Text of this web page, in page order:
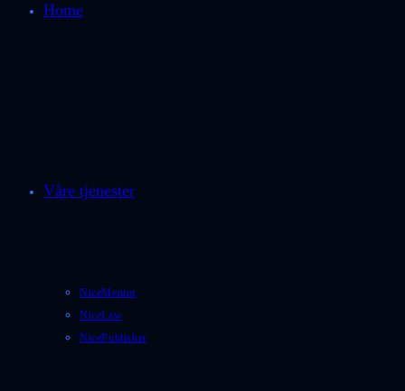
Home
Våre tjenester
NiceMentor
NiceLaw
NicePublisher